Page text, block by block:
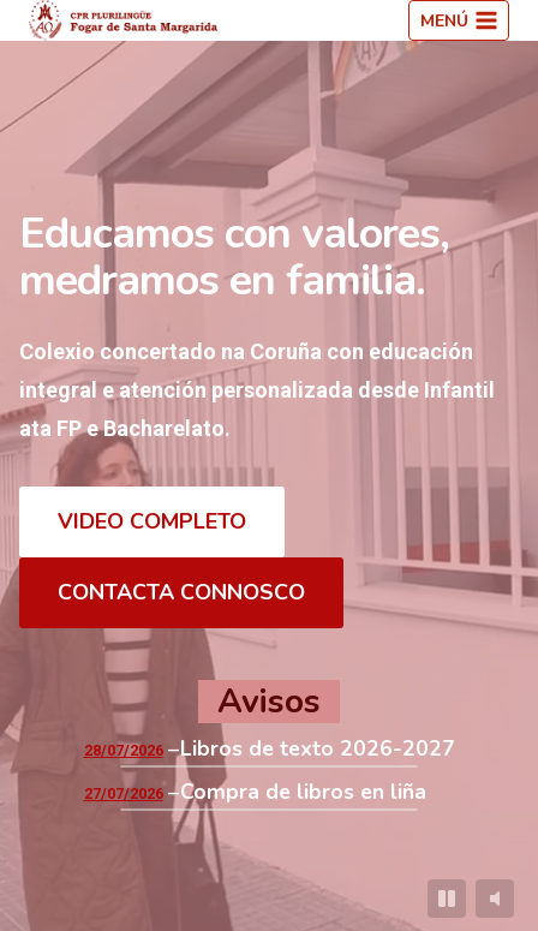
Saltar
ao
contido
MENÚ
Educamos con valores,
medramos en familia.
Colexio concertado na Coruña con educación
integral e atención personalizada desde Infantil
ata FP e Bacharelato.
VIDEO COMPLETO
CONTACTA CONNOSCO
Avisos
28/07/2026 Libros de texto 2026-2027
27/07/2026 Compra de libros en liña